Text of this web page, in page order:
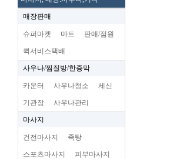
매장판매
슈퍼마켓 마트 판매/점원
퀵서비스택배
사우나/찜질방/한증막
카운터 사우나청소 세신
기관장 사우나관리
마사지
건전마사지 족탕
스포츠마사지 피부마사지